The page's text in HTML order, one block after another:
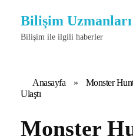
Bilişim Uzmanları
Bilişim ile ilgili haberler
Anasayfa »
Monster
Ulaştı
Monster